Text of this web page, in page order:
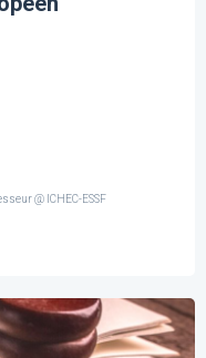
@ ICHEC-ESSF